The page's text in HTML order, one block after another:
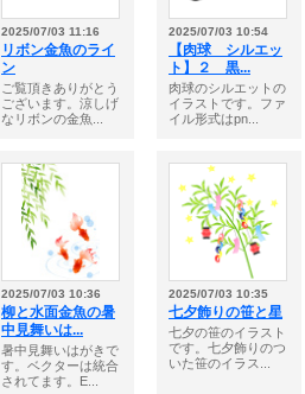
2025/07/03 11:16
リボン金魚のライ
ン
ご覧頂きありがとう
ございます。涼しげ
なリボンの金魚...
2025/07/03 10:54
【肉球 シルエッ
ト】２ 黒...
肉球のシルエットの
イラストです。ファ
イル形式はpn...
2025/07/03 10:36
柳と水面金魚の暑
中見舞いは...
暑中見舞いはがきで
す。ベクターは統合
されてます。E...
2025/07/03 10:35
七夕飾りの笹と星
七夕の笹のイラスト
です。七夕飾りのつ
いた笹のイラス...